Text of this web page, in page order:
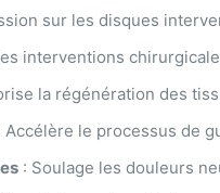
sur les disques
interventions
la régénération des
Accélère le processus de
: Soulage les douleurs